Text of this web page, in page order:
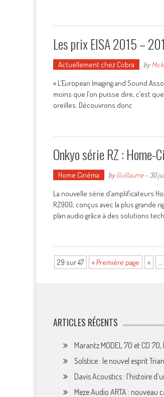
Les prix EISA 2015 –
Actuellement chez Cobra by
« L’European Imaging and Sound
moins que l’on puisse dire, c’est
oreilles. Découvrons donc
Onkyo série RZ : Home-
Home Cinéma byGuillaume- 30
La nouvelle série d'amplificateurs
RZ900, conçus avec la plus grande
plan audio grâce à des solutions
29 sur 47 « Première page « …
ARTICLES RÉCENTS
Marantz MODEL 70 et CD
Solstice : le nouvel esprit
Davis Acoustics : l’histoire
Meze Audio ARTA :